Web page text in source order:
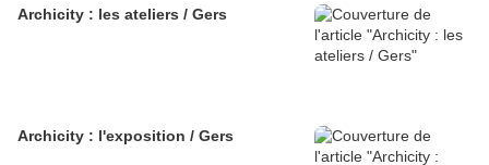
Archicity : les ateliers / Gers
Archicity : l'exposition / Gers